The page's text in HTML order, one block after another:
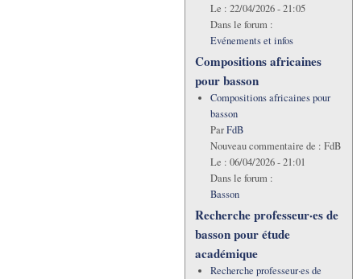
Le : 22/04/2026 - 21:05
Dans le forum :
Evénements et infos
Compositions africaines
pour basson
Compositions africaines pour
basson
ParFdB
Nouveau commentaire de : FdB
Le : 06/04/2026 - 21:01
Dans le forum :
Basson
Recherche professeur·es de
basson pour étude
académique
Recherche professeur·es de